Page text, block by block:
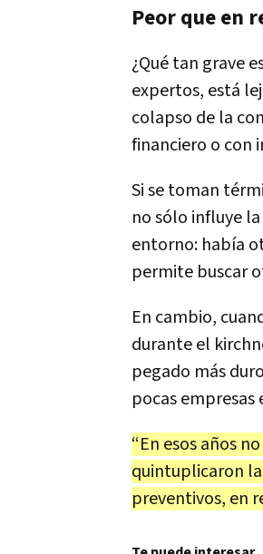
Peor que en
¿Qué tan grave
expertos, está
colapso de la
financiero o con
Si se toman
no sólo influye
entorno: había
permite buscar
En cambio,
durante el
pegado más
pocas empresas
“En esos años
quintuplicaron
preventivos, en